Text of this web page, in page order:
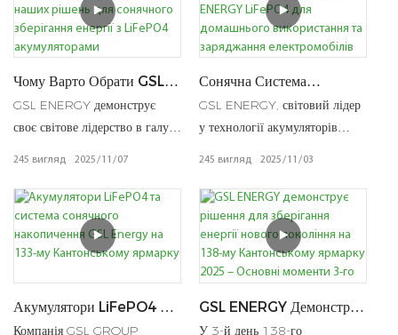
наша команда спілкується з
відвідувачами на стенді E11-
16 у залі 6, паралельна участь
у виставці Solar Power
International у Лас-Вегасі
демонструє нашу глобальну
сфері відновлюваної
енергетики в усьому світі.
електроенергію до 90%.
Досягніть енергонезалежності
та інтелектуального
управління живленням для
домівок та бізнесу.
Чому Варто Обрати GSL
ENERGY? Ключові
Переваги Наших Рішень
Енергії З LiFePO4
Акумуляторами
GSL ENERGY демонструє
своє світове лідерство в галузі
акумуляторної промисловості,
представляючи сертифіковані
LiFePO4 акумулятори,
гібридні сонячні рішення та
виробничі можливості
OEM/ODM для житлового та
комерційного ринків.
2025 11 07
245 вигляд
Сонячна Система
Накопичення Енергії GSL
ENERGY LiFePO4 Для
Та Заряджання
Електромобілів
GSL ENERGY, світовий лідер
у технології акумуляторів
призначені для домашнього
використання та заряджання
електромобілів. Маючи понад
16 років досвіду та
дистрибуцію у понад 138
країнах, GSL ENERGY
продовжує стимулювати
2025 11 03
245 вигляд
Акумулятори LiFePO4 Та
Система Сонячного
Компанія GSL GROUP
GSL ENERGY Демонструє
Рішення Для Зберігання
У 3-й день 138-го